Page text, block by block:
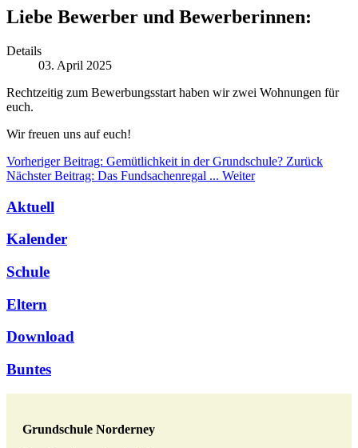
Liebe Bewerber und Bewerberinnen:
Details
03. April 2025
Rechtzeitig zum Bewerbungsstart haben wir zwei Wohnungen für
euch.
Wir freuen uns auf euch!
Vorheriger Beitrag: Gemütlichkeit in der Grundschule? Zurück
Nächster Beitrag: Das Fundsachenregal ... Weiter
Aktuell
Kalender
Schule
Eltern
Download
Buntes
Grundschule Norderney